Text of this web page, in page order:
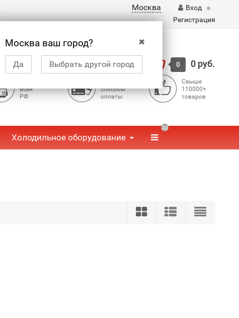
Москва
✖
Москва ваш город?
Да Выбрать другой город
Вход
Регистрация
Корзина 0 0 руб.
всей
РФ
способы
оплаты
Свыше
110000+
товаров
Холодильное оборудование
32